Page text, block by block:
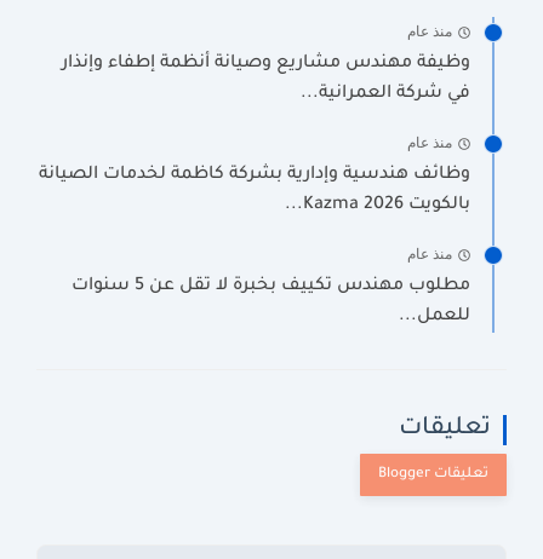
منذ عام
وظيفة مهندس مشاريع وصيانة أنظمة إطفاء وإنذار
في شركة العمرانية...
منذ عام
وظائف هندسية وإدارية بشركة كاظمة لخدمات الصيانة
بالكويت 2026 Kazma...
منذ عام
مطلوب مهندس تكييف بخبرة لا تقل عن 5 سنوات
للعمل...
تعليقات